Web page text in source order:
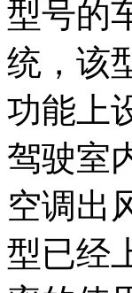
型号的
统，该
功能上
驾驶室
空调出
型已经